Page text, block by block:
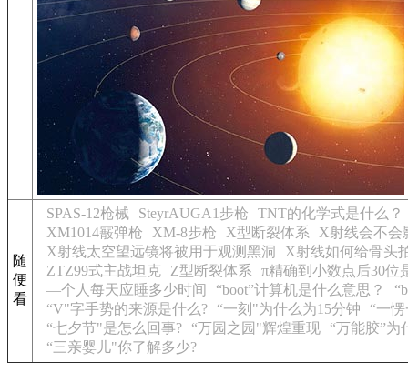
随
便
看
SPAS-12枪械 SteyrAUGA1步枪
TNT的化学式是什么？
XM1014霰弹枪
XM-8步枪 X型断裂体系
X射线会不会
X射线太空望远镜将被用于观测黑洞
X射线如何给骨头
ZTZ99式主战坦克
Z型断裂体系
π精确到小数点后30位
—个人每天应睡多少时间
“boot”计算机是什么意思？
“V"字手势的来源是什么?
“一刻"为什么为15分钟
“一
“七夕节"是怎么回事?
“万园之园"辉煌重现
“万能胶”为
“三亲婴儿"你了解多少?